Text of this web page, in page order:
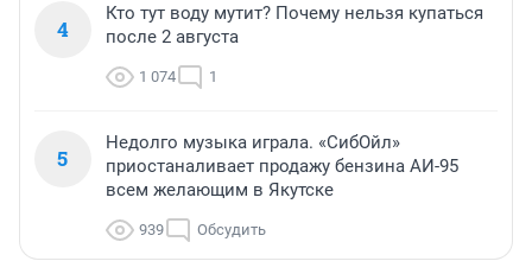
4
Кто тут воду мутит? Почему нельзя купаться
после 2 августа
1 074 1
5
Недолго музыка играла. «СибОйл»
приостаналивает продажу бензина АИ-95
всем желающим в Якутске
939 Обсудить